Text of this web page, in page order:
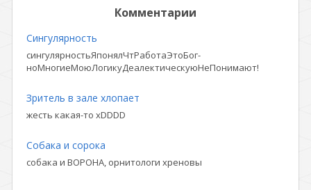
Комментарии
Сингулярность
сингулярностьЯпонялЧтРаботаЭтоБог-
ноМногиеМоюЛогикуДеалектическуюНеПонимают!
Зритель в зале хлопает
жесть какая-то xDDDD
Собака и сорока
собака и ВОРОНА, орнитологи хреновы